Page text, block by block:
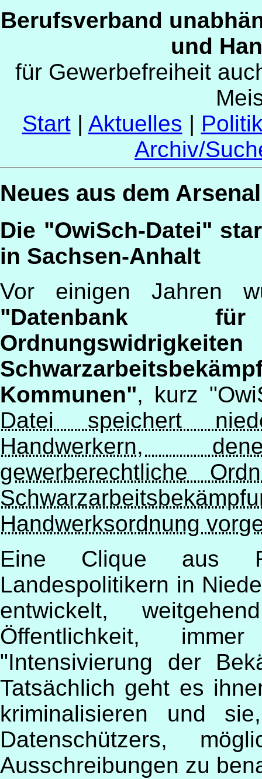
Berufsverband
und
für Gewerbefreiheit
Start| Aktuelles |
Archiv/
Neues aus dem
Die "OwiSch-Datei"
in Sachsen-Anhalt
Vor einigen Jahren
"Datenbank
Kommunen", kurz
Datei speichert
Handwerkern,
gewerberechtliche
Handwerksordnung
Eine Clique aus
Landespolitikern in
entwickelt,
Öffentlichkeit,
"Intensivierung der
Tatsächlich geht es
kriminalisieren und
Datenschützers,
Ausschreibungen zu